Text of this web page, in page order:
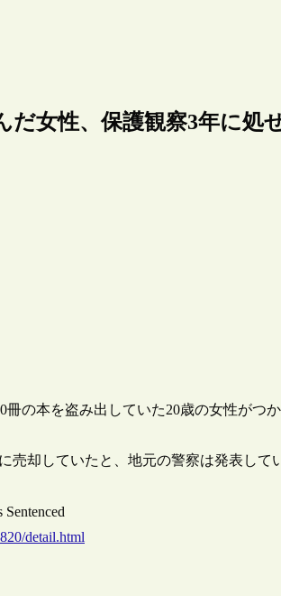
女性、保護観察3年に処
冊の本を盗み出していた20歳の女性がつ
売却していたと、地元の警察は発表して
detail.html